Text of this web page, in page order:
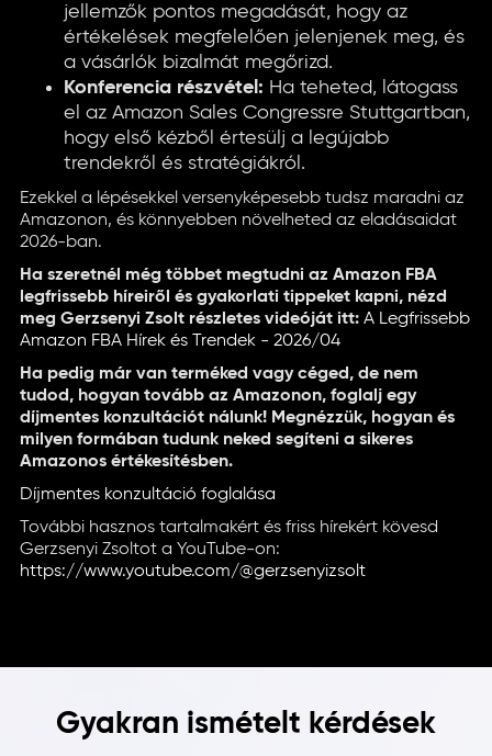
jellemzők pontos megadását, hogy az
értékelések megfelelően jelenjenek meg, és
a vásárlók bizalmát megőrizd.
Konferencia részvétel: Ha teheted, látogass
el az Amazon Sales Congressre Stuttgartban,
hogy első kézből értesülj a legújabb
trendekről és stratégiákról.
Ezekkel a lépésekkel versenyképesebb tudsz maradni az
Amazonon, és könnyebben növelheted az eladásaidat
2026-ban.
Ha szeretnél még többet megtudni az Amazon FBA
legfrissebb híreiről és gyakorlati tippeket kapni, nézd
meg Gerzsenyi Zsolt részletes videóját itt: A Legfrissebb
Amazon FBA Hírek és Trendek - 2026/04
Ha pedig már van terméked vagy céged, de nem
tudod, hogyan tovább az Amazonon, foglalj egy
díjmentes konzultációt nálunk! Megnézzük, hogyan és
milyen formában tudunk neked segíteni a sikeres
Amazonos értékesítésben.
Díjmentes konzultáció foglalása
További hasznos tartalmakért és friss hírekért kövesd
Gerzsenyi Zsoltot a YouTube-on:
https://www.youtube.com/@gerzsenyizsolt
Gyakran ismételt kérdések